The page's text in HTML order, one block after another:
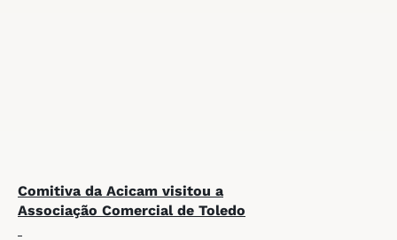
Comitiva da Acicam visitou a
Associação Comercial de Toledo